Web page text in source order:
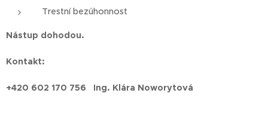
Trestní bezúhonnost
Nástup dohodou.
Kontakt:
+420 602 170 756 Ing. Klára Noworytová